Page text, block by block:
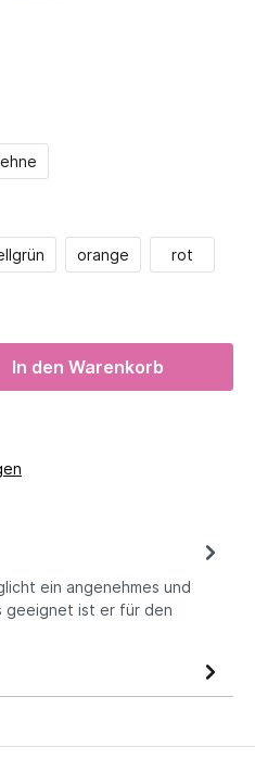
orange rot
In den Warenkorb
ein angenehmes und
geeignet ist er für den